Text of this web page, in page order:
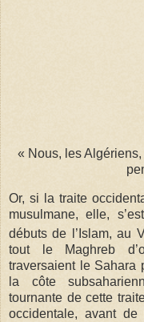
« Nous, les
Or, si la traite
musulmane, elle,
débuts de l’Islam, au
tout le Maghreb
traversaient le Sahara
la côte
tournante de cette
occidentale, avant